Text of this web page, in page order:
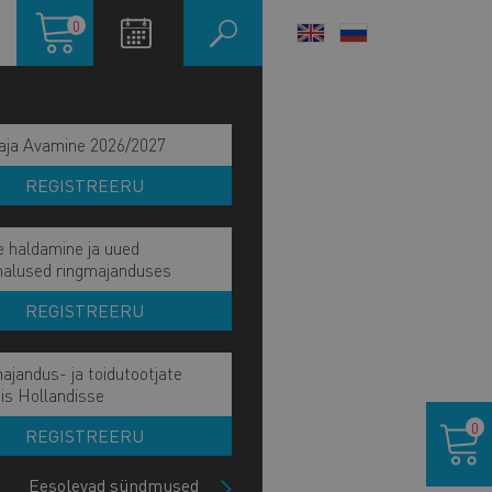
Ostukorv
0
Avamine 2026/2027
REGISTREERU
haldamine ja uued
ringmajanduses
REGISTREERU
ja toidutootjate
Hollandisse
REGISTREERU
Eesolevad sündmused
LANGUAGE
0
MÕJU JA EESMÄRK
TÖÖVÕIDUD